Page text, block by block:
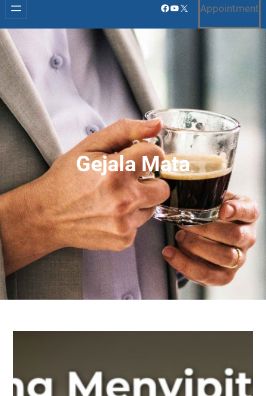
Facebook
YouTube
X Appointment
Gejala Mata